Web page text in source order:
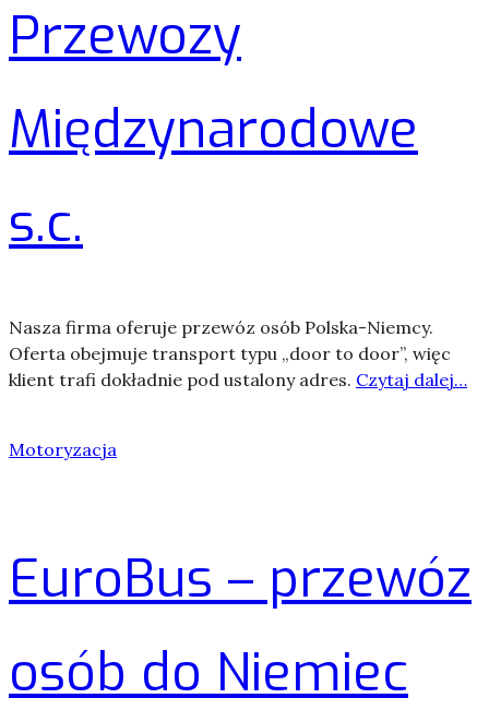
Przewozy
Międzynarodowe
s.c.
Nasza firma oferuje przewóz osób Polska-Niemcy.
Oferta obejmuje transport typu „door to door”, więc
klient trafi dokładnie pod ustalony adres. Czytaj dalej…
Motoryzacja
EuroBus – przewóz
osób do Niemiec